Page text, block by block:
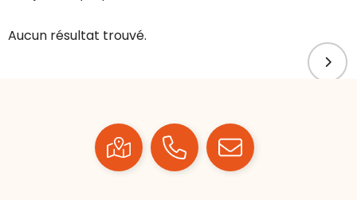
Aucun résultat trouvé.